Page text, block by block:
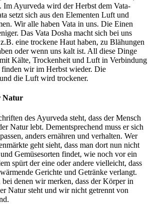
Im Ayurveda wird der Herbst dem Vata-
setzt sich aus den Elementen Luft und
Wir alle haben Vata in uns. Die Einen
Das Vata Dosha macht sich bei uns
eine trockene Haut haben, zu Blähungen
oder wenn uns kalt ist. All diese Dinge
Kälte, Trockenheit und Luft in Verbindung
wir im Herbst wieder. Die
die Luft wird trockener.
Natur
des Ayurveda steht, dass der Mensch
Natur lebt. Dementsprechend muss er sich
anders ernähren und verhalten. Wer
geht sieht, dass man dort nun nicht
Gemüsesorten findet, wie noch vor ein
spürt der eine oder andere vielleicht, dass
Gerichte und Getränke verlangt.
denen wir merken, dass der Körper in
Natur steht und wir nicht getrennt von